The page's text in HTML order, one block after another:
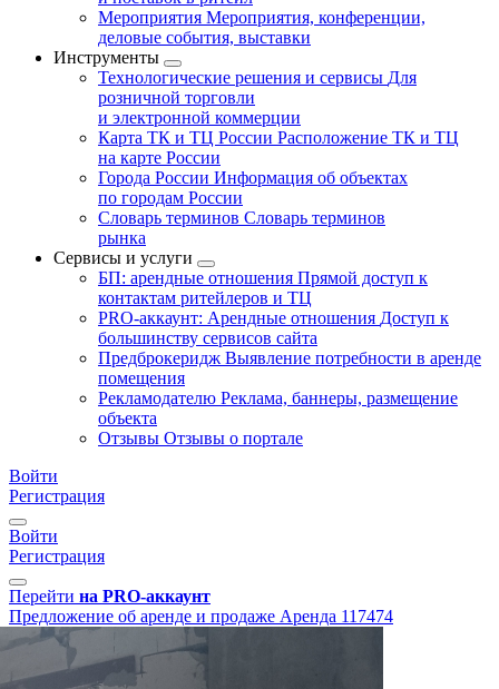
Мероприятия Мероприятия, конференции,
деловые события, выставки
Инструменты
Технологические решения и сервисы Для
розничной торговли
и электронной коммерции
Карта ТК и ТЦ России Расположение ТК и ТЦ
на карте России
Города России Информация об объектах
по городам России
Словарь терминов Словарь терминов
рынка
Сервисы и услуги
БП: арендные отношения Прямой доступ к
контактам ритейлеров и ТЦ
PRO-аккаунт: Арендные отношения Доступ к
большинству сервисов сайта
Предброкеридж Выявление потребности в аренде
помещения
Рекламодателю Реклама, баннеры, размещение
объекта
Отзывы Отзывы о портале
Войти
Регистрация
Войти
Регистрация
Перейти на PRO-аккаунт
Предложение об аренде и продаже Аренда 117474